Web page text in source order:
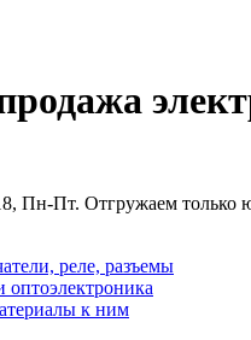
Пн-Пт. Отгружаем только
реле, разъемы
оптоэлектроника
к ним